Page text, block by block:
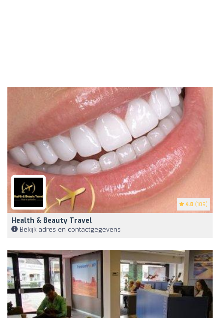
4.8 (109)
Health & Beauty Travel
Bekijk adres en contactgegevens